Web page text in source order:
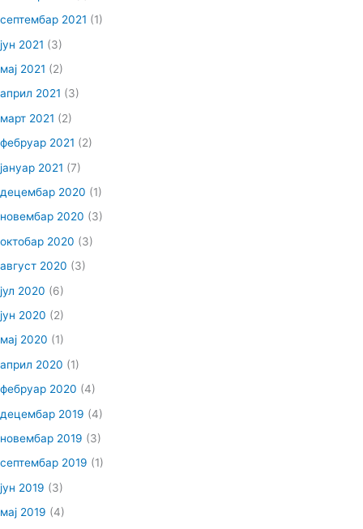
септембар 2021 (1)
јун 2021 (3)
мај 2021 (2)
април 2021 (3)
март 2021 (2)
фебруар 2021 (2)
јануар 2021 (7)
децембар 2020 (1)
новембар 2020 (3)
октобар 2020 (3)
август 2020 (3)
јул 2020 (6)
јун 2020 (2)
мај 2020 (1)
април 2020 (1)
фебруар 2020 (4)
децембар 2019 (4)
новембар 2019 (3)
септембар 2019 (1)
јун 2019 (3)
мај 2019 (4)